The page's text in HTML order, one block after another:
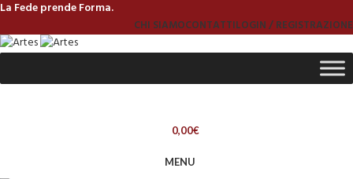
La Fede prende Forma.
CHI SIAMOCONTATTILOGIN / REGISTRAZIONE
0,00€
MENU